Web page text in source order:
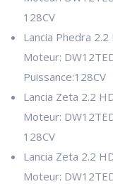
128CV
Lancia Phedra
Moteur:
Puissance:128CV
Lancia Zeta 2.2
Moteur:
128CV
Lancia Zeta 2.2
Moteur: